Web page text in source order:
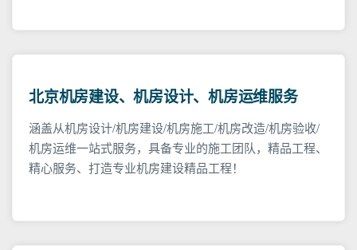
北京机房建设、机房设计、机房运维服务
涵盖从机房设计/机房建设/机房施工/机房改造/机房验收/
机房运维一站式服务，具备专业的施工团队，精品工程、
精心服务、打造专业机房建设精品工程！